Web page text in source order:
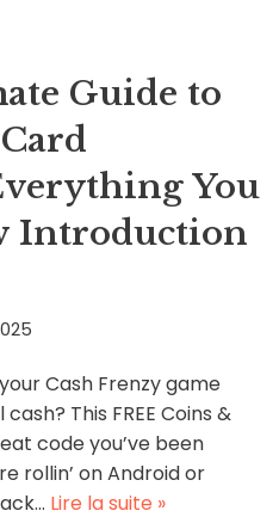
Guide to
You
Introduction
Cash Frenzy game
This FREE Coins &
code you’ve been
rollin’ on Android or
Lire la suite »